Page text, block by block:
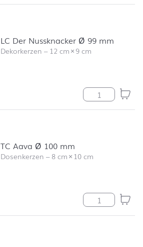
LC Der Nussknacker Ø 99 mm
Dekorkerzen – 12 cm×9 cm
LC Der
TC Aava Ø 100 mm
Dosenkerzen –8 cm× 10 cm
TC Aava Ø